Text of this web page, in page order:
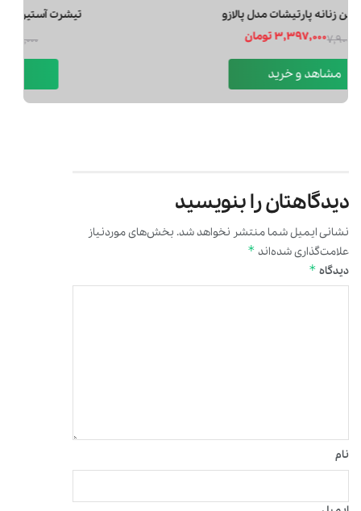
شلوار جين زنانه پارتيشات مدل پالازو
7,900,000
دیدگاهتان را بنویسید
نشانی ایمیل شما منتشر نخواهد شد.بخش‌های موردنیاز
علامت‌گذاری شده‌اند*
دیدگاه*
نام